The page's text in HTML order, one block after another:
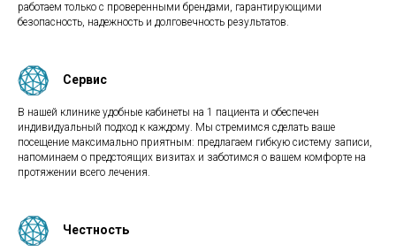
работаем только с проверенными брендами, гарантирующими
безопасность, надежность и долговечность результатов.
Сервис
В нашей клинике удобные кабинеты на 1 пациента и обеспечен
индивидуальный подход к каждому. Мы стремимся сделать ваше
посещение максимально приятным: предлагаем гибкую систему записи,
напоминаем о предстоящих визитах и заботимся о вашем комфорте на
протяжении всего лечения.
Честность